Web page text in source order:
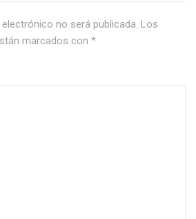
no será publicada. Los
marcados con *